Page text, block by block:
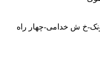
خ ش خدامی-چهار راه